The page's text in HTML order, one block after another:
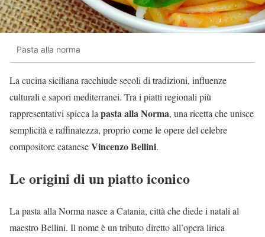
Pasta alla norma
La cucina siciliana racchiude secoli di tradizioni, influenze
culturali e sapori mediterranei. Tra i piatti regionali più
rappresentativi spicca la pasta alla Norma, una ricetta che unisce
semplicità e raffinatezza, proprio come le opere del celebre
compositore cataneseVincenzo Bellini.
Le origini di un piatto iconico
La pasta alla Norma nasce a Catania, città che diede i natali al
maestro Bellini. Il nome è un tributo diretto all’opera lirica